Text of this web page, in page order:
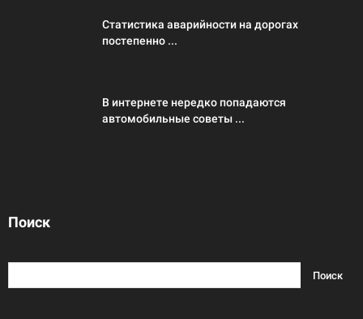
Статистика аварийности на дорогах
постепенно ...
В интернете нередко попадаются
автомобильные советы ...
Поиск